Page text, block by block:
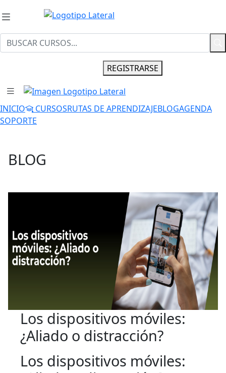
REGISTRARSE
INICIO CURSOSRUTAS DE APRENDIZAJEBLOGAGENDA
SOPORTE
BLOG
Los dispositivos móviles:
¿Aliado o distracción?
Los dispositivos móviles: